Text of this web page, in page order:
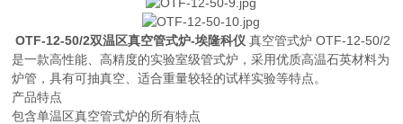
OTF-12-50/2双温区真空管式炉-埃隆科仪 真空管式炉 OTF-12-50/2
是一款高性能、高精度的实验室级管式炉，采用优质高温石英材料为
炉管，具有可抽真空、适合重量较轻的试样实验等特点。
产品特点
包含单温区真空管式炉的所有特点